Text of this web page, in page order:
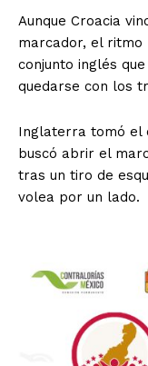
Aunque Croacia
marcador, el
conjunto inglés
quedarse con los
Inglaterra tomó el
buscó abrir el
tras un tiro de
volea por un lado.